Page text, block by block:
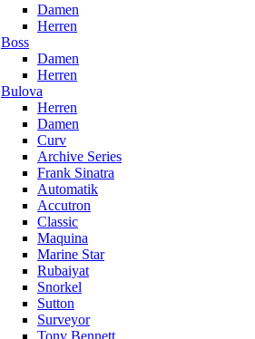
Damen
Herren
Boss
Damen
Herren
Bulova
Herren
Damen
Curv
Archive Series
Frank Sinatra
Automatik
Accutron
Classic
Maquina
Marine Star
Rubaiyat
Snorkel
Sutton
Surveyor
Tony Bennett